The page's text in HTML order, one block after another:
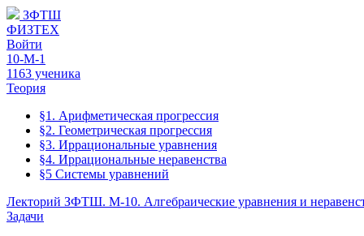
ЗФТШ
ФИЗТЕХ
Войти
10-М-1
1163 ученика
Теория
§1. Арифметическая прогрессия
§2. Геометрическая прогрессия
§3. Иррациональные уравнения
§4. Иррациональные неравенства
§5 Системы уравнений
Лекторий ЗФТШ. М-10. Алгебраические уравнения и
Задачи